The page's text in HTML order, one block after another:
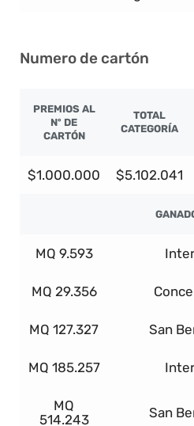
Numero de cartón
PREMIOS AL
Nº DE
CARTÓN
TOTAL
CATEGORÍA
$1.000.000 $5.102.041
MQ 9.593
MQ 29.356
MQ 127.327 San
MQ 185.257
MQ
514.243
San